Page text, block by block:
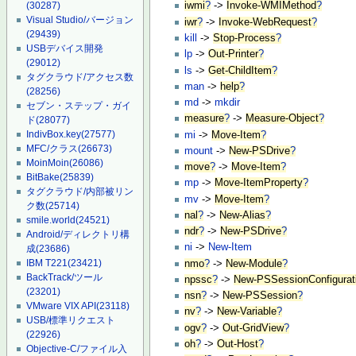
(30287)
Visual Studio/バージョン
(29439)
USBデバイス開発
(29012)
タグクラウド/アクセス数
(28256)
セブン・ステップ・ガイ
ド(28077)
IndivBox.key(27577)
MFC/クラス(26673)
MoinMoin(26086)
BitBake(25839)
タグクラウド/内部被リン
ク数(25714)
smile.world(24521)
Android/ディレクトリ構
成(23686)
IBM T221(23421)
BackTrack/ツール
(23201)
VMware VIX API(23118)
USB/標準リクエスト
(22926)
Objective-C/ファイル入
iwmi? -> Invoke-WMIMethod?
iwr? -> Invoke-WebRequest?
kill
->Stop-Process?
lp ->Out-Printer?
ls ->Get-ChildItem?
man -> help?
md ->mkdir
measure? -> Measure-Object?
mi -> Move-Item?
mount -> New-PSDrive?
move? -> Move-Item?
mp -> Move-ItemProperty?
mv -> Move-Item?
nal? -> New-Alias?
ndr? -> New-PSDrive?
ni -> New-Item
nmo? -> New-Module?
npssc? -> New-
nsn? -> New-PSSession?
nv? -> New-Variable?
ogv? ->Out-GridView?
oh? ->Out-Host?